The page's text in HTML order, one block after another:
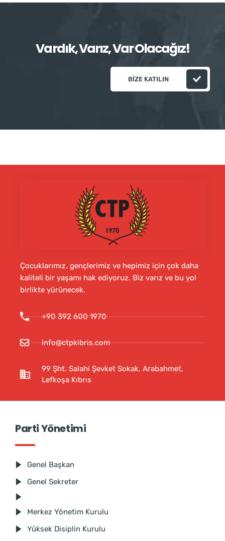
Vardık, Varız, Var Olacağız!
BIZE KATILIN
Çocuklarımız, gençlerimiz ve hepimiz için çok daha
kaliteli bir yaşamı hak ediyoruz. Biz varız ve bu yol
birlikte yürünecek.
+90 392 600 1970
info@ctpkibris.com
99 Şht. Salahi Şevket Sokak, Arabahmet,
Lefkoşa Kıbrıs
Parti Yönetimi
Genel Başkan
Genel Sekreter
Merkez Yönetim Kurulu
Yüksek Disiplin Kurulu